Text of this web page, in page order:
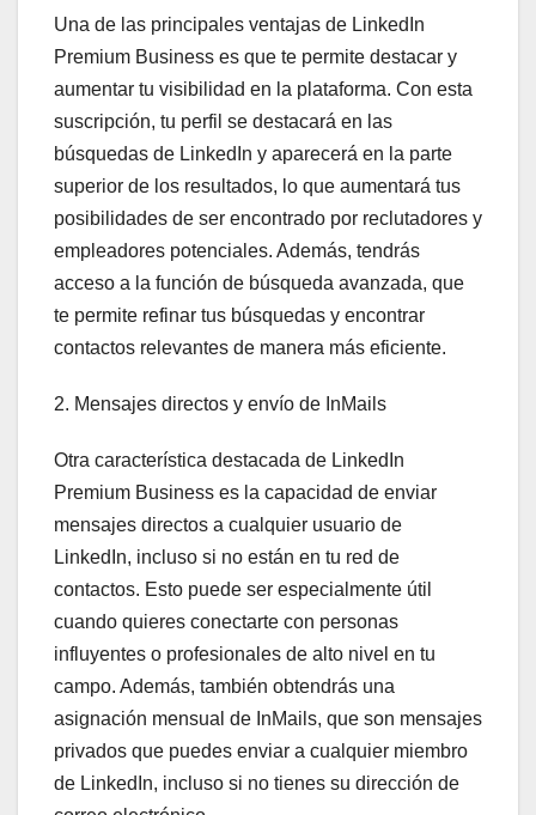
Una de las principales ventajas de LinkedIn
Premium Business es que te permite destacar y
aumentar tu visibilidad en la plataforma. Con esta
suscripción, tu perfil se destacará en las
búsquedas de LinkedIn y aparecerá en la parte
superior de los resultados, lo que aumentará tus
posibilidades de ser encontrado por reclutadores y
empleadores potenciales. Además, tendrás
acceso a la función de búsqueda avanzada, que
te permite refinar tus búsquedas y encontrar
contactos relevantes de manera más eficiente.
2. Mensajes directos y envío de InMails
Otra característica destacada de LinkedIn
Premium Business es la capacidad de enviar
mensajes directos a cualquier usuario de
LinkedIn, incluso si no están en tu red de
contactos. Esto puede ser especialmente útil
cuando quieres conectarte con personas
influyentes o profesionales de alto nivel en tu
campo. Además, también obtendrás una
asignación mensual de InMails, que son mensajes
privados que puedes enviar a cualquier miembro
de LinkedIn, incluso si no tienes su dirección de